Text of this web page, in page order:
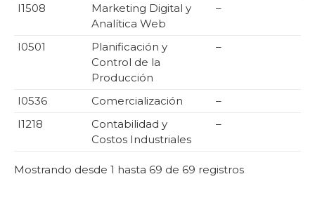
I1508
Marketing Digital y
Analítica Web
–
I0501
Planificación y
Control de la
Producción
–
I0536 Comercialización
–
I1218
Contabilidad y
Costos Industriales
–
Mostrando desde 1 hasta 69 de 69 registros